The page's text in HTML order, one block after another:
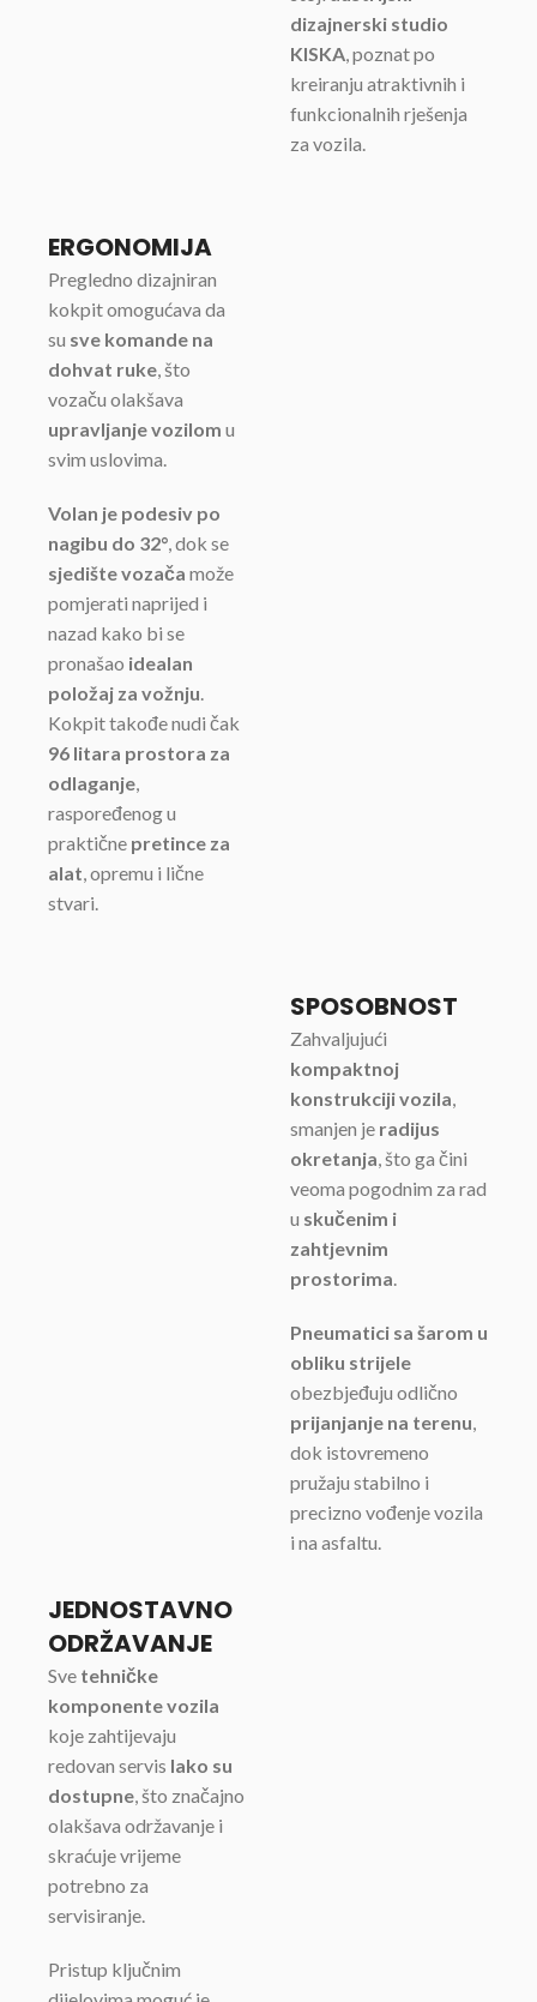
dizajnerski studio
KISKA , poznat po
kreiranju atraktivnih i
funkcionalnih rješenja
za vozila.
ERGONOMIJA
Pregledno dizajniran
kokpit omogućava da
su sve komande na
dohvat ruke , što
vozaču olakšava
upravljanje vozilom u
svim uslovima.
Volan je podesiv po
nagibu do 32° , dok se
sjedište vozača može
pomjerati naprijed i
nazad kako bi se
pronašao idealan
položaj za vožnju
Kokpit takođe nudi čak
96 litara prostora za
odlaganje
raspoređenog u
praktične pretince za
alat , opremu i lične
stvari.
SPOSOBNOST
Zahvaljujući
kompaktnoj
konstrukciji vozila
smanjen je radijus
okretanja , što ga čini
veoma pogodnim za rad
u skučenim i
zahtjevnim
prostorima
Pneumatici sa šarom u
obliku strijele
obezbjeđuju odlično
prijanjanje na terenu
dok istovremeno
pružaju stabilno i
precizno vođenje vozila
i na asfaltu.
JEDNOSTAVNO
ODRŽAVANJE
Sve tehničke
komponente vozila
koje zahtijevaju
redovan servis lako su
dostupne , što značajno
olakšava održavanje i
skraćuje vrijeme
potrebno za
servisiranje.
Pristup ključnim